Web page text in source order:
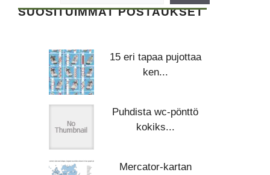
SUOSITUIMMAT POSTAUKSET
15 eri tapaa pujottaa
ken...
Puhdista wc-pönttö
kokiks...
Mercator-kartan